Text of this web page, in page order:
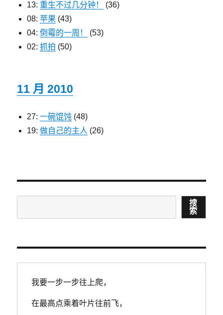
13: 重生不过几分钟！
(36)
08: 苹果 (43)
04: 倒霉的一周！
(53)
02: 抓拍 (50)
11 月 2010
27: 一碗馄饨 (48)
19: 做自己的主人 (26)
搜
索
我要一步一步往上爬，
在最高点乘着叶片往前飞，